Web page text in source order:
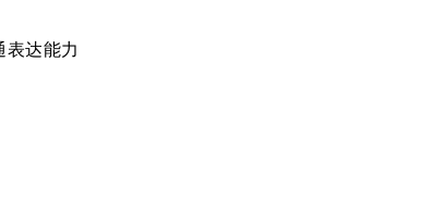
达能力